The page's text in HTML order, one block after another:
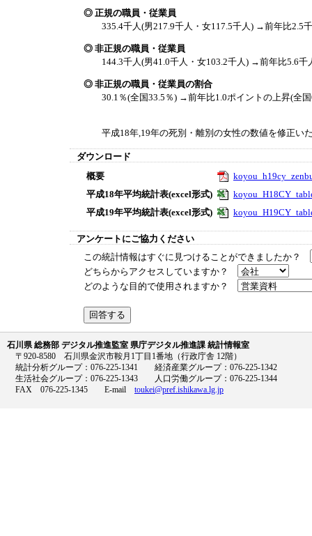
◎ 正規の職員・従業員
335.4千人(男217.9千人・女117.5千人) →前年比2.5
◎ 非正規の職員・従業員
144.3千人(男41.0千人・女103.2千人) →前年比5.6千
◎ 非正規の職員・従業員の割合
30.1％(全国33.5％) →前年比1.0ポイントの上昇(全国
平成18年,19年の死別・離別の女性の数値を修正い
ダウンロード
概要
平成18年平均統計表(excel形式)
平成19年平均統計表(excel形式)
アンケートにご協力ください
この統計情報はすぐに見つけることができましたか？
どちらからアクセスしていますか？
どのような目的で使用されますか？
石川県 総務部 デジタル推進監室 県庁デジタル推進課 統計情報室
〒920-8580 石川県金沢市鞍月1丁目1番地（行政庁舎 12階）
統計分析グループ：076-225-1341 経済産業グループ：076-225-1342
生活社会グループ：076-225-1343 人口労働グループ：076-225-1344
FAX 076-225-1345 E-mail toukei@pref.ishikawa.lg.jp